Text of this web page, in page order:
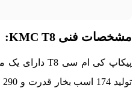
مشخصات فنی KMC T8: